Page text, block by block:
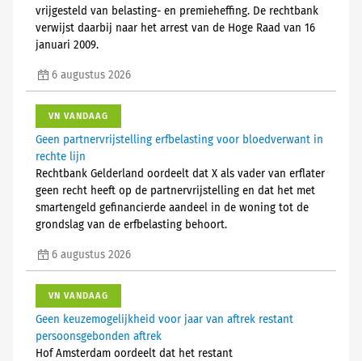
vrijgesteld van belasting- en premieheffing. De rechtbank
verwijst daarbij naar het arrest van de Hoge Raad van 16
januari 2009.
6 augustus 2026
VN VANDAAG
Geen partnervrijstelling erfbelasting voor bloedverwant in
rechte lijn
Rechtbank Gelderland oordeelt dat X als vader van erflater
geen recht heeft op de partnervrijstelling en dat het met
smartengeld gefinancierde aandeel in de woning tot de
grondslag van de erfbelasting behoort.
6 augustus 2026
VN VANDAAG
Geen keuzemogelijkheid voor jaar van aftrek restant
persoonsgebonden aftrek
Hof Amsterdam oordeelt dat het restant